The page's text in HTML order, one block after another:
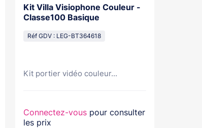
Kit Villa Visiophone Couleur -
Classe100 Basique
Réf GDV : LEG-BT364618
Kit portier vidéo couleur...
Connectez-vous pour consulter
les prix